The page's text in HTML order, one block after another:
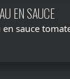
EN SAUCE
sauce